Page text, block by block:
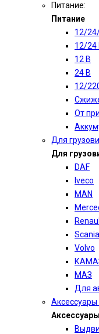
Питание:
Питание
12/
12/24
12 В
24 В
12/
От
Для
Для
DAF
Iveco
MAN
Scania
Volvo
МАЗ
Для
Аксессуары